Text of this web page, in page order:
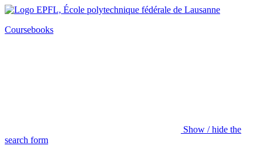
Coursebooks
Show / hide the
search form